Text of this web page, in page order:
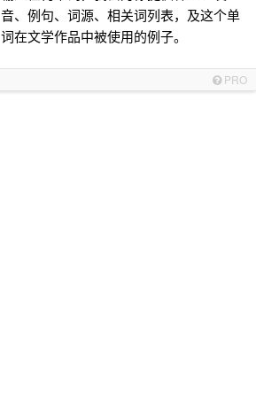
音、例句、词源、相关词列表，及这个单
词在文学作品中被使用的例子。
PRO